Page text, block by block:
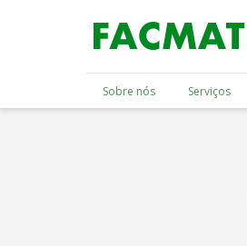
Sobre nós Serviços